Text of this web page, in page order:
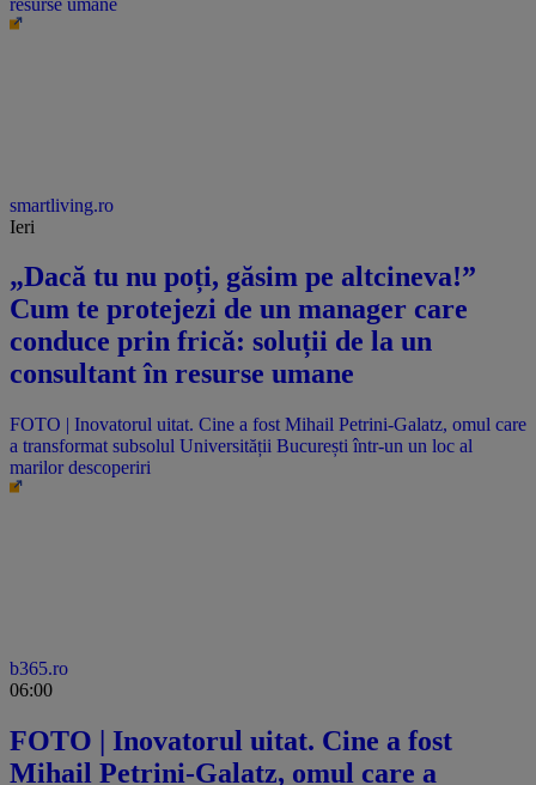
smartliving.ro
Ieri
„Dacă tu nu poți, găsim pe altcineva!”
Cum te protejezi de un manager care
conduce prin frică: soluții de la un
consultant în resurse umane
FOTO | Inovatorul uitat. Cine a fost Mihail Petrini-Galatz, omul care
a transformat subsolul Universității București într-un un loc al
marilor descoperiri
b365.ro
06:00
FOTO | Inovatorul uitat. Cine a fost
Mihail Petrini-Galatz, omul care a